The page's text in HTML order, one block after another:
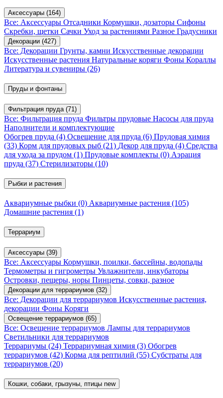
Аксессуары (164)
Все: Аксессуары Отсадники Кормушки, дозаторы Сифоны
Скребки, щетки Сачки Уход за растениями Разное Градусники
Декорации (427)
Все: Декорации Грунты, камни Искусственные декорации
Искусственные растения Натуральные коряги Фоны Кораллы
Литература и сувениры (26)
Пруды и фонтаны
Фильтрация пруда (71)
Все: Фильтрация пруда Фильтры прудовые Насосы для пруда
Наполнители и комплектующие
Обогрев пруда (4) Освещение для пруда (6) Прудовая химия
(33) Корм для прудовых рыб (21) Декор для пруда (4) Средства
для ухода за прудом (1) Прудовые комплекты (0) Аэрация
пруда (37) Стерилизаторы (10)
Рыбки и растения
Аквариумные рыбки (0) Аквариумные растения (105)
Домашние растения (1)
Террариум
Аксессуары (39)
Все: Аксессуары Кормушки, поилки, бассейны, водопады
Термометры и гигрометры Увлажнители, инкубаторы
Островки, пещеры, норы Пинцеты, совки, разное
Декорации для террариумов (32)
Все: Декорации для террариумов Искусственные растения,
декорации Фоны Коряги
Освещение террариумов (65)
Все: Освещение террариумов Лампы для террариумов
Светильники для террариумов
Террариумы (24) Террариумная химия (3) Обогрев
террариумов (42) Корма для рептилий (55) Субстраты для
террариумов (20)
Кошки, собаки, грызуны, птицы new